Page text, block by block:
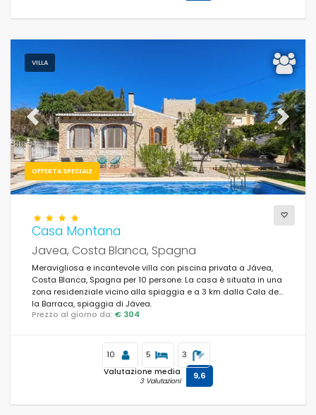
VILLA
OFFERTA SPECIALE
Previous Next
Casa Montana
Javea, Costa Blanca, Spagna
Meravigliosa e incantevole villa con piscina privata a Jávea,
Costa Blanca, Spagna per 10 persone. La casa è situata in una
zona residenziale vicino alla spiaggia e a 3 km dalla Cala de
la Barraca, spiaggia di Jávea.
Prezzo al giorno da: € 304
10 5 3
Valutazione media
3 Valutazioni 9,6